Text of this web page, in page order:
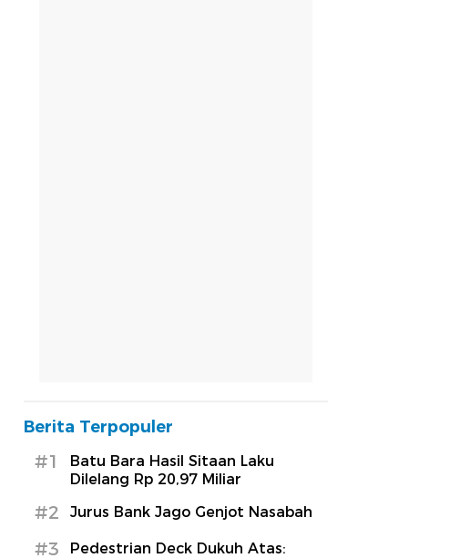
Berita Terpopuler
#1
Batu Bara Hasil Sitaan Laku
Dilelang Rp 20,97 Miliar
#2 Jurus Bank Jago Genjot Nasabah
#3
Pedestrian Deck Dukuh Atas: